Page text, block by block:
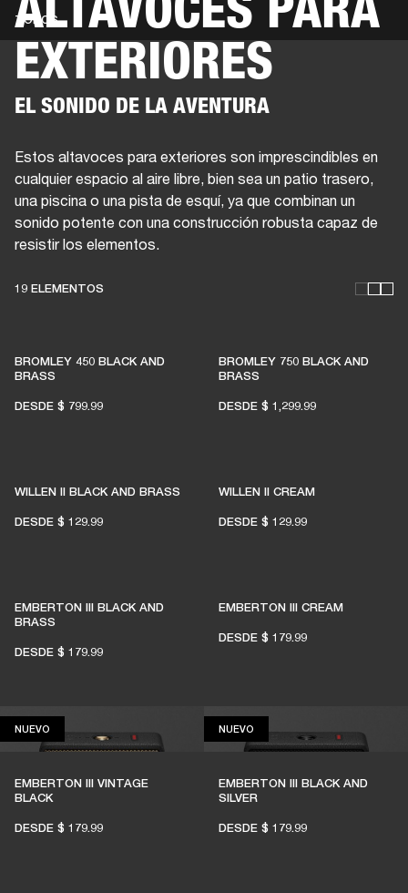
SOLUCIONES EMPRESARIALES
AURICULARESBATERÍAS BACKSTAGEMARSHALL RECORDS
EXTERIORES
TODOS
EL SONIDO DE LA AVENTURA
Estos altavoces para exteriores son imprescindibles en
cualquier espacio al aire libre, bien sea un patio trasero,
una piscina o una pista de esquí, ya que combinan un
sonido potente con una construcción robusta capaz de
resistir los elementos.
19 ELEMENTOS
BROMLEY 450 BLACK AND
BRASS
DESDE $ 799.99
BROMLEY 750 BLACK AND
BRASS
DESDE $ 1,299.99
MANTIENEN VIVA LA
MÚSICA EN VIVO
independientes
WILLEN II BLACK AND BRASS
DESDE $ 129.99
WILLEN II CREAM
DESDE $ 129.99
EMBERTON III BLACK AND
BRASS
DESDE $ 179.99
EMBERTON III CREAM
DESDE $ 179.99
NUEVO
EMBERTON III VINTAGE
BLACK
DESDE $ 179.99
NUEVO
EMBERTON III BLACK AND
SILVER
DESDE $ 179.99